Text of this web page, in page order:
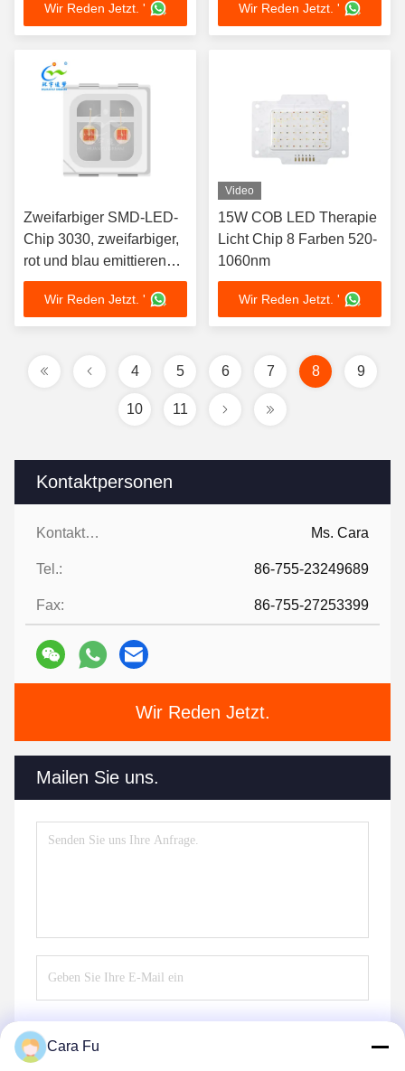
Kontaktpersonen
Kontaktpersonen: Ms. Cara
Tel.: 86-755-23249689
Fax: 86-755-27253399
Wir Reden Jetzt.
Mailen Sie uns.
verfügbar 1W Für
Aquarienbeleuchtung
tropische Fische
Wir Reden Jetzt. '
schlankes IP44-Neon-
Flexband
Wir Reden Jetzt. '
Zweifarbiger SMD-LED-
Chip 3030, zweifarbiger,
rot und blau emittierender
LED-Chip
Wir Reden Jetzt. '
Video
15W COB LED Therapie
Licht Chip 8 Farben 520-
1060nm
Wir Reden Jetzt. '
4 5 6 7 8 9
10 11
Cara Fu